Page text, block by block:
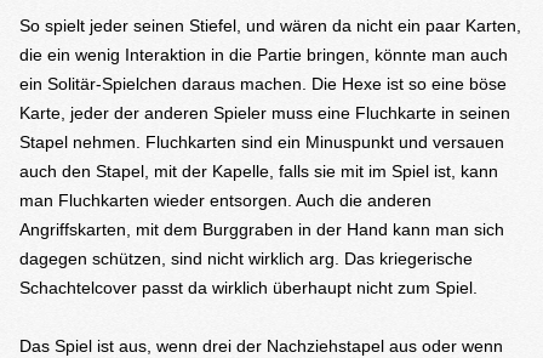
So spielt jeder seinen Stiefel, und wären da nicht ein paar Karten,
die ein wenig Interaktion in die Partie bringen, könnte man auch
ein Solitär-Spielchen daraus machen. Die Hexe ist so eine böse
Karte, jeder der anderen Spieler muss eine Fluchkarte in seinen
Stapel nehmen. Fluchkarten sind ein Minuspunkt und versauen
auch den Stapel, mit der Kapelle, falls sie mit im Spiel ist, kann
man Fluchkarten wieder entsorgen. Auch die anderen
Angriffskarten, mit dem Burggraben in der Hand kann man sich
dagegen schützen, sind nicht wirklich arg. Das kriegerische
Schachtelcover passt da wirklich überhaupt nicht zum Spiel.
Das Spiel ist aus, wenn drei der Nachziehstapel aus oder wenn